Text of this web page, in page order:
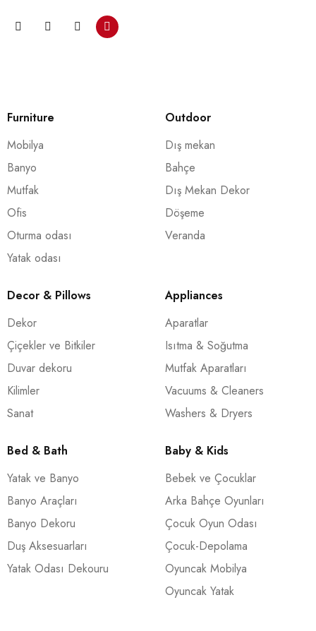
Furniture
Mobilya
Banyo
Mutfak
Ofis
Oturma odası
Yatak odası
Outdoor
Dış mekan
Bahçe
Dış Mekan Dekor
Döşeme
Veranda
Decor & Pillows
Dekor
Çiçekler ve Bitkiler
Duvar dekoru
Kilimler
Sanat
Appliances
Aparatlar
Isıtma & Soğutma
Mutfak Aparatları
Vacuums & Cleaners
Washers & Dryers
Bed & Bath
Yatak ve Banyo
Banyo Araçları
Banyo Dekoru
Duş Aksesuarları
Yatak Odası Dekouru
Baby & Kids
Bebek ve Çocuklar
Arka Bahçe Oyunları
Çocuk Oyun Odası
Çocuk-Depolama
Oyuncak Mobilya
Oyuncak Yatak